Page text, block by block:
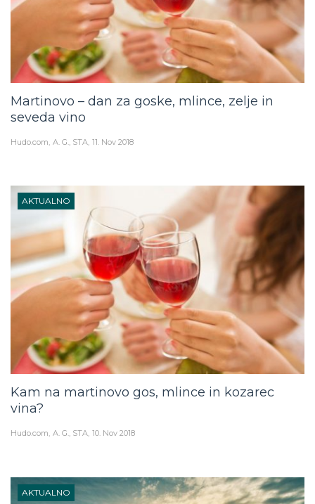
Martinovo – dan za goske, mlince, zelje in
seveda vino
Hudo.com A. G., STA 11. Nov 2018
AKTUALNO
Kam na martinovo gos, mlince in kozarec
vina?
Hudo.com A. G., STA 10. Nov 2018
AKTUALNO